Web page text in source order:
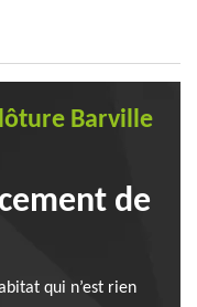
Barville
de
qui n’est rien